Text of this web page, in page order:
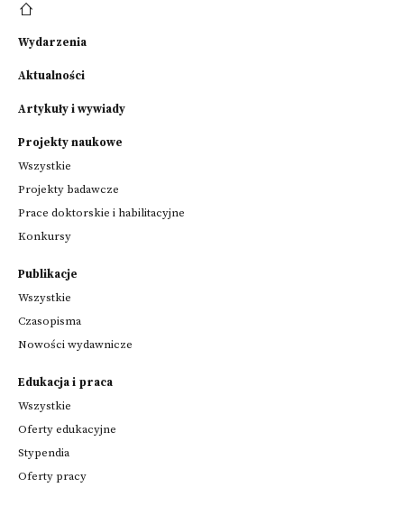
Wydarzenia
Aktualności
Artykuły i wywiady
Projekty naukowe
Wszystkie
Projekty badawcze
Prace doktorskie i habilitacyjne
Konkursy
Publikacje
Wszystkie
Czasopisma
Nowości wydawnicze
Edukacja i praca
Wszystkie
Oferty edukacyjne
Stypendia
Oferty pracy